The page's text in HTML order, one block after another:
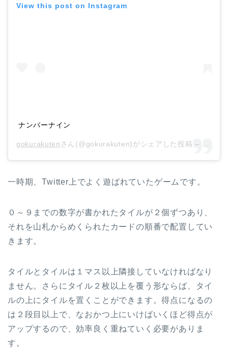
View this post on Instagram
ナンバーナイン
gokurakuten さん(@gokurakuten)がシェアした投稿 –
一時期、Twitter上でよく遊ばれていたゲームです。
０～９までの数字が書かれたタイルが２個ずつあり、
それを山札からめくられたカードの順番で配置してい
きます。
タイルとタイルは１マス以上隣接していなければなり
ません。さらにタイル２枚以上を覆う形ならば、タイ
ルの上にタイルを置くことができます。得点になるの
は２段目以上で、なおかつ上にいけばいくほど得点が
アップするので、効率良く重ねていく必要がありま
す。